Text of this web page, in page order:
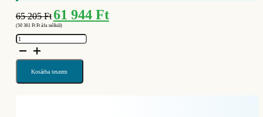
65 205Ft Original
price
was:
65
61 944 FtCurrent
price
(50 361 FtFt áfa nélkül)
ENAR
hajlékony
tengely
3,0
296330)
Kosárba teszem